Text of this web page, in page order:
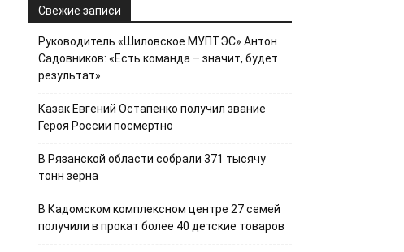
Свежие записи
Руководитель «Шиловское МУПТЭС» Антон
Садовников: «Есть команда – значит, будет
результат»
Казак Евгений Остапенко получил звание
Героя России посмертно
В Рязанской области собрали 371 тысячу
тонн зерна
В Кадомском комплексном центре 27 семей
получили в прокат более 40 детские товаров